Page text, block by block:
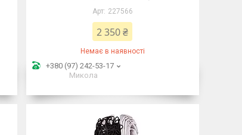
227566
2 350 ₴
Немає в наявності
+380 (97) 242-53-17
Микола